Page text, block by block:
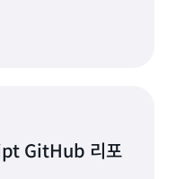
GitHub 리포